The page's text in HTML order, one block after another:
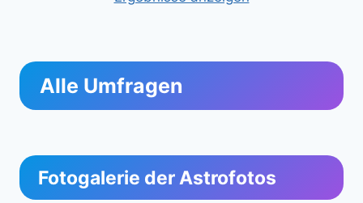
Alle Umfragen
Fotogalerie der Astrofotos